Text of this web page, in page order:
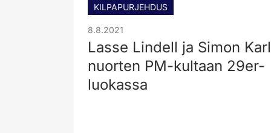
KILPAPURJEHDUS
8.8.2021
Lasse Lindell ja Simon
nuorten PM-kultaan 29er-
luokassa